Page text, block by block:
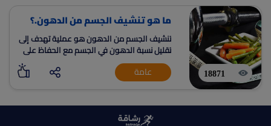
18871
ما هو تنشيف الجسم من الدهون.؟
تنشيف الجسم من الدهون هو عملية تهدف إلى
تقليل نسبة الدهون في الجسم مع الحفاظ على
الكتلة العضلية.
عامة